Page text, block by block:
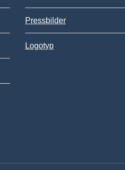
Pressbilder
Logotyp